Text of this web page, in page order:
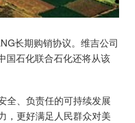
长期购销协议。维吉公司
国石化联合石化还将从该
全、负责任的可持续发展
，更好满足人民群众对美